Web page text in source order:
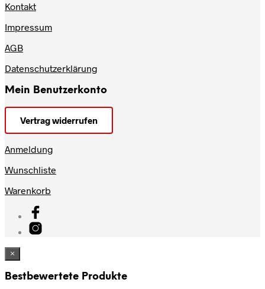
Kontakt
Impressum
AGB
Datenschutzerklärung
Mein Benutzerkonto
Vertrag widerrufen
Anmeldung
Wunschliste
Warenkorb
×
Bestbewertete Produkte